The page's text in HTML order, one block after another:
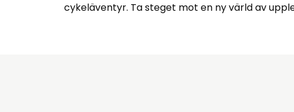
cykeläventyr. Ta steget mot en ny värld av